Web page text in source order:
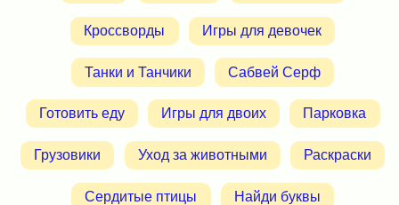
Кроссворды Игры для девочек
Танки и Танчики Сабвей Серф
Готовить еду Игры для двоих Парковка
Грузовики Уход за животными Раскраски
Сердитые птицы Найди буквы